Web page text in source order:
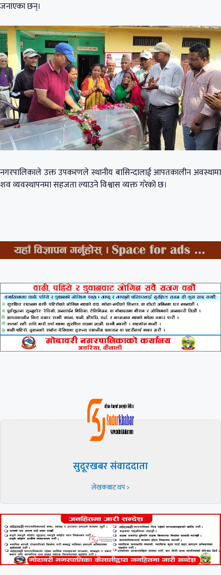
जनाएका छन्।
नगरपालिकाले उक्त उपकरणले स्थानीय बासिन्दालाई आपतकालीन अवस्थामा
शव व्यवस्थापनमा सहजता ल्याउने विश्वास व्यक्त गरेको छ।
सुदूरखबर संवाददाता
लेखकबाट थप >